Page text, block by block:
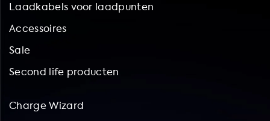
Laadkabels voor laadpunten
Accessoires
Sale
Second life producten
Charge Wizard